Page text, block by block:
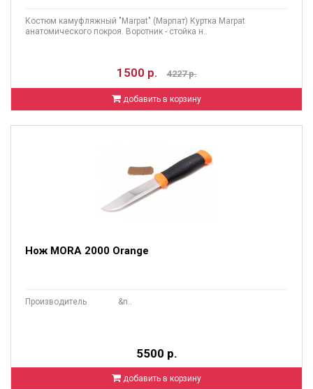
Костюм камуфляжный "Marpat" (Марпат) Куртка Marpat
анатомического покроя. Воротник - стойка н..
1500 р. 4227 р.
добавить в корзину
Нож MORA 2000 Orange
Производитель &n..
5500 р.
добавить в корзину